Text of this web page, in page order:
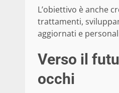
L’obiettivo è anche
trattamenti,
aggiornati e
Verso il
occhi